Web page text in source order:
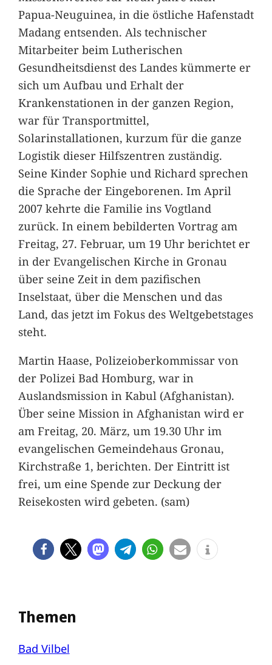
Papua-Neuguinea, in die östliche Hafenstadt
Madang entsenden. Als technischer
Mitarbeiter beim Lutherischen
Gesundheitsdienst des Landes kümmerte er
sich um Aufbau und Erhalt der
Krankenstationen in der ganzen Region,
war für Transportmittel,
Solarinstallationen, kurzum für die ganze
Logistik dieser Hilfszentren zuständig.
Seine Kinder Sophie und Richard sprechen
die Sprache der Eingeborenen. Im April
2007 kehrte die Familie ins Vogtland
zurück. In einem bebilderten Vortrag am
Freitag, 27. Februar, um 19 Uhr berichtet er
in der Evangelischen Kirche in Gronau
über seine Zeit in dem pazifischen
Inselstaat, über die Menschen und das
Land, das jetzt im Fokus des Weltgebetstages
steht.
Martin Haase, Polizeioberkommissar von
der Polizei Bad Homburg, war in
Auslandsmission in Kabul (Afghanistan).
Über seine Mission in Afghanistan wird er
am Freitag, 20. März, um 19.30 Uhr im
evangelischen Gemeindehaus Gronau,
Kirchstraße 1, berichten. Der Eintritt ist
frei, um eine Spende zur Deckung der
Reisekosten wird gebeten. (sam)
Themen
Bad Vilbel